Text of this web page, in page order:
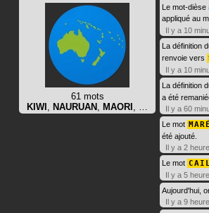
61 mots
KIWI , NAURUAN , MAORI , …
Le mot-dièse
appliqué au
Il y a 10
La définition
renvoie vers
Il y a 10
La définition
a été
Il y a 60
Le mot
été ajouté.
Il y a 2
Le mot
Il y a 5
Aujourd'hui,
Il y a 9